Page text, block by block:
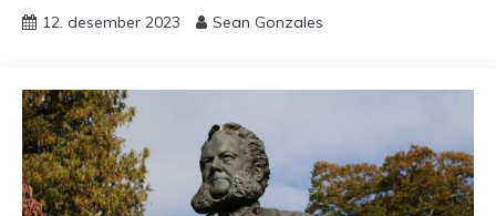
12. desember 2023 Sean Gonzales